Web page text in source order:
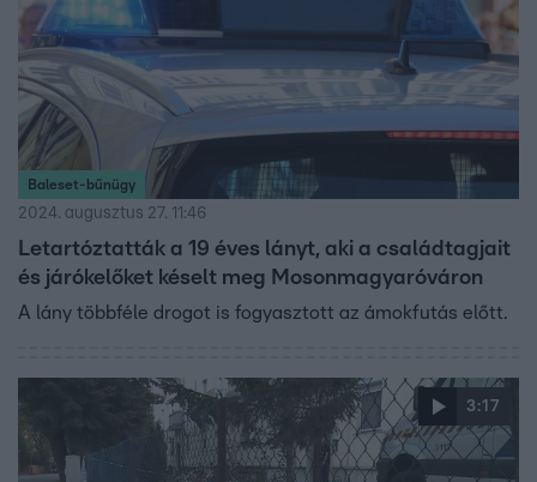
Baleset-bűnügy
2024. augusztus 27. 11:46
Letartóztatták a 19 éves lányt, aki a családtagjait
és járókelőket késelt meg Mosonmagyaróváron
A lány többféle drogot is fogyasztott az ámokfutás előtt.
3:17